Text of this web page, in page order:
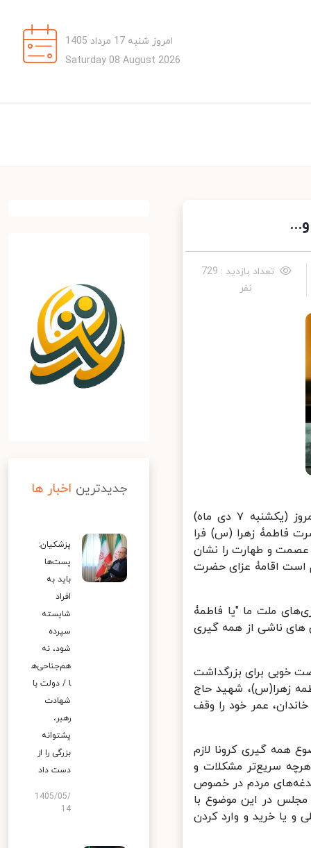
امروز شنبه 17 مرداد 1405
Saturday 08 August 2026
تعداد بازدید : 729
نفر
محمدباقر قالیباف رئیس مجلس شورای اسلامی در جلسه علنی امروز (یکشنبه ۷ دی ماه)
فاطمۀ زهرا (س) فرا
و طهارت را نشان
است اقامۀ عزای حضرت
ملت ما "یا فاطمۀ
ناشی از همه گیری
خوبی برای بزرگداشت
زهرا(س)، شهید حاج
عمر خود را وقف
گیری کرونا لازم
سریع‌تر مشکلات و
مردم در خصوص
در این موضوع با
یا خرید و وارد کردن
جدیدترین اخبار ها
پزشکیان:
پست‌ها
باید به
افراد
شایسته
سپرده
شود، نه
هم‌جناحی‌ه
ا / دولت با
شهادت
رهبر،
پشتوانه
بزرگی را از
دست داد
1405/05/
14